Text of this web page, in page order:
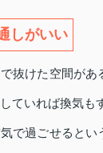
しがいい
抜けた空間があ
ていれば換気も
で過ごせるとい